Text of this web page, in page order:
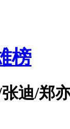
榜
迪/郑